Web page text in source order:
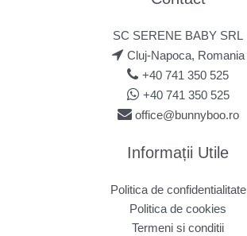
SC SERENE BABY SRL
Cluj-Napoca, Romania
+40 741 350 525
+40 741 350 525
office@bunnyboo.ro
Informații Utile
Politica de confidentialitate
Politica de cookies
Termeni si conditii